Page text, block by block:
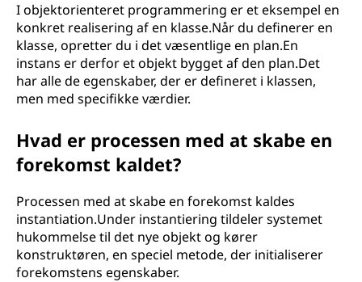
I objektorienteret programmering er et eksempel en
konkret realisering af en klasse.Når du definerer en
klasse, opretter du i det væsentlige en plan.En
instans er derfor et objekt bygget af den plan.Det
har alle de egenskaber, der er defineret i klassen,
men med specifikke værdier.
Hvad er processen med at skabe en
forekomst kaldet?
Processen med at skabe en forekomst kaldes
instantiation.Under instantiering tildeler systemet
hukommelse til det nye objekt og kører
konstruktøren, en speciel metode, der initialiserer
forekomstens egenskaber.